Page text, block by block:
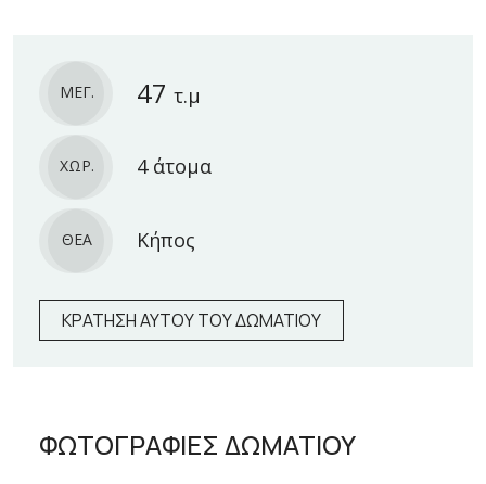
ΜΕΓ. 47 τ.μ
ΧΩΡ. 4 άτομα
ΘΕΑ Κήπος
ΚΡΑΤΗΣΗ ΑΥΤΟΥ ΤΟΥ ΔΩΜΑΤΙΟΥ
ΦΩΤΟΓΡΑΦΙΕΣ ΔΩΜΑΤΙΟΥ